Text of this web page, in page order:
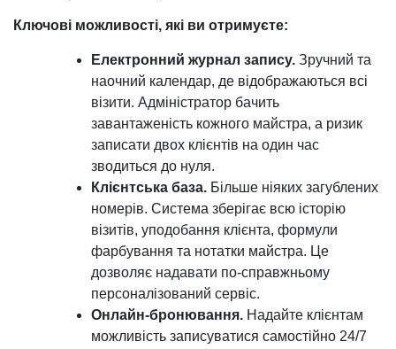
Ключові можливості, які ви отримуєте:
Електронний журнал запису. Зручний та
наочний календар, де відображаються всі
візити. Адміністратор бачить
завантаженість кожного майстра, а ризик
записати двох клієнтів на один час
зводиться до нуля.
Клієнтська база. Більше ніяких загублених
номерів. Система зберігає всю історію
візитів, уподобання клієнта, формули
фарбування та нотатки майстра. Це
дозволяє надавати по-справжньому
персоналізований сервіс.
Онлайн-бронювання. Надайте клієнтам
можливість записуватися самостійно 24/7